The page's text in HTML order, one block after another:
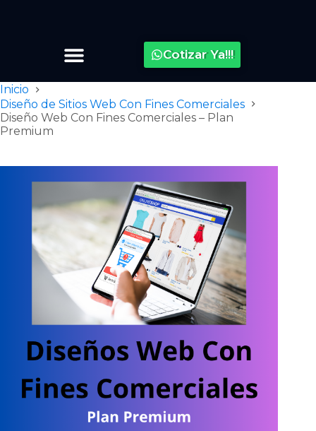
Cotizar Ya!!!
Inicio
Diseño de Sitios Web Con Fines Comerciales
Diseño Web Con Fines Comerciales – Plan
Premium